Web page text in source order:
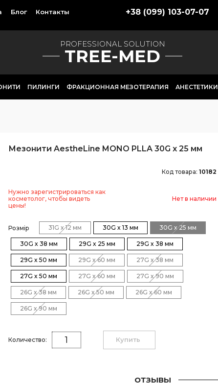
Блог Контакты +38 (099) 103-07-07
PROFESSIONAL SOLUTION
TREE-MED
ПИЛИНГИ ФРАКЦИОННАЯ МЕЗОТЕРАПИЯ АНЕСТЕТИКИ
Мезонити AestheLine MONO PLLA 30G x 25 мм
Код товара: 10182
Нужно зарегистрироваться как
косметолог, чтобы видеть
цены!
Нет в наличии
Розмір 31G x 12 мм 30G x 13 мм 30G x 25 мм
30G x 38 мм 29G x 25 мм 29G x 38 мм
29G x 50 мм 29G x 60 мм 27G x 38 мм
27G x 50 мм 27G x 60 мм 27G x 90 мм
26G x 38 мм 26G x 50 мм 26G x 60 мм
26G x 90 мм
Количество: Купить
ОТЗЫВЫ